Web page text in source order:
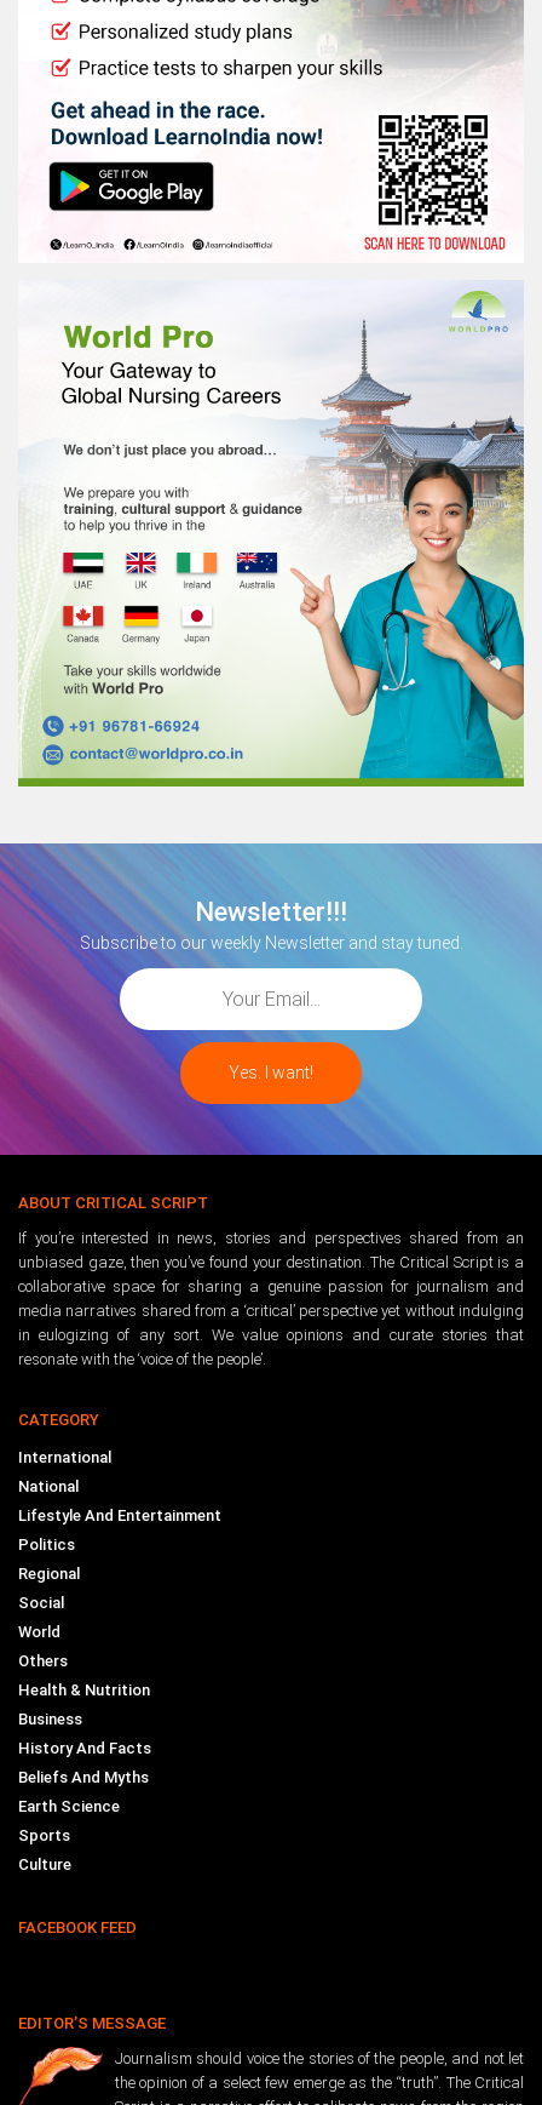
Newsletter!!!
Subscribe to our weekly Newsletter and stay tuned.
ABOUT CRITICAL SCRIPT
If you’re interested in news, stories and perspectives shared from an
unbiased gaze, then you’ve found your destination. The Critical Script is a
collaborative space for sharing a genuine passion for journalism and
media narratives shared from a ‘critical’ perspective yet without indulging
in eulogizing of any sort. We value opinions and curate stories that
resonate with the ‘voice of the people’.
CATEGORY
International
National
Lifestyle And Entertainment
Politics
Regional
Social
World
Others
Health & Nutrition
Business
History And Facts
Beliefs And Myths
Earth Science
Sports
Culture
FACEBOOK FEED
EDITOR’S MESSAGE
Journalism should voice the stories of the people, and not let
the opinion of a select few emerge as the “truth”. The Critical